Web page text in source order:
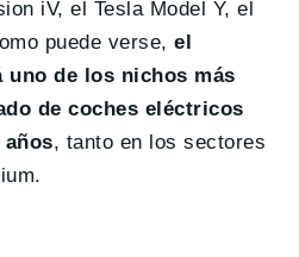
iV, el Tesla Model Y, el
puede verse,el
uno de los nichos más
de coches eléctricos
, tanto en los sectores